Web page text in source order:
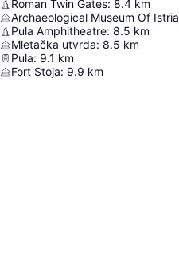
Roman Twin Gates: 8.4 km
Archaeological Museum Of Istria
Pula Amphitheatre: 8.5 km
Mletačka utvrda: 8.5 km
Pula: 9.1 km
Fort Stoja: 9.9 km